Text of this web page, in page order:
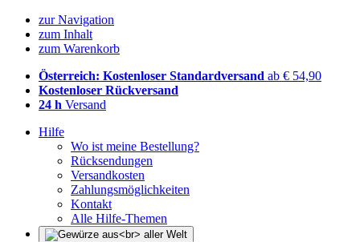
zur Navigation
zum Inhalt
zum Warenkorb
Österreich: Kostenloser Standardversand ab € 54,90
Kostenloser Rückversand
24 h Versand
Hilfe
Wo ist meine Bestellung?
Rücksendungen
Versandkosten
Zahlungsmöglichkeiten
Kontakt
Alle Hilfe-Themen